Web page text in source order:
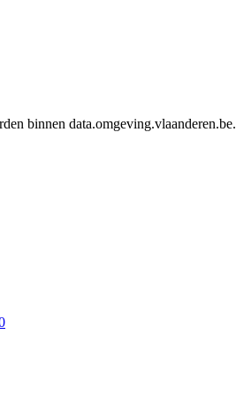
binnen data.omgeving.vlaanderen.be.